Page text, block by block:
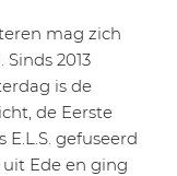
mag zich
2013
is de
de Eerste
E.L.S. gefuseerd
Ede en ging